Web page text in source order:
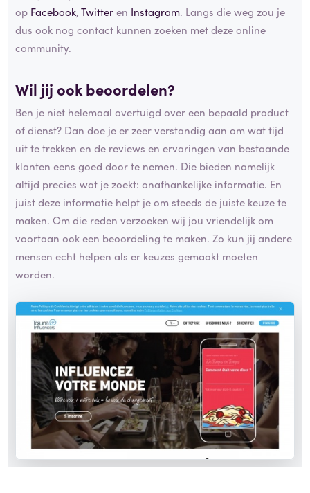
op Facebook,Twitteren Instagram. Langs die weg zou je
dus ook nog contact kunnen zoeken met deze online
community.
Wil jij ook beoordelen?
Ben je niet helemaal overtuigd over een bepaald product
of dienst? Dan doe je er zeer verstandig aan om wat tijd
uit te trekken en de reviews en ervaringen van bestaande
klanten eens goed door te nemen. Die bieden namelijk
altijd precies wat je zoekt: onafhankelijke informatie. En
juist deze informatie helpt je om steeds de juiste keuze te
maken. Om die reden verzoeken wij jou vriendelijk om
voortaan ook een beoordeling te maken. Zo kun jij andere
mensen echt helpen als er keuzes gemaakt moeten
worden.